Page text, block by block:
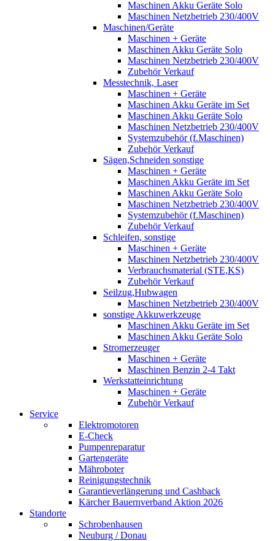
Maschinen Akku Geräte Solo
Maschinen Netzbetrieb 230/400V
Maschinen/Geräte
Maschinen + Geräte
Maschinen Akku Geräte Solo
Maschinen Netzbetrieb 230/400V
Zubehör Verkauf
Messtechnik, Laser
Maschinen + Geräte
Maschinen Akku Geräte im Set
Maschinen Akku Geräte Solo
Maschinen Netzbetrieb 230/400V
Systemzubehör (f.Maschinen)
Zubehör Verkauf
Sägen,Schneiden sonstige
Maschinen + Geräte
Maschinen Akku Geräte im Set
Maschinen Akku Geräte Solo
Maschinen Netzbetrieb 230/400V
Systemzubehör (f.Maschinen)
Zubehör Verkauf
Schleifen, sonstige
Maschinen + Geräte
Maschinen Netzbetrieb 230/400V
Verbrauchsmaterial (STE,KS)
Zubehör Verkauf
Seilzug,Hubwagen
Maschinen Netzbetrieb 230/400V
sonstige Akkuwerkzeuge
Maschinen Akku Geräte im Set
Maschinen Akku Geräte Solo
Stromerzeuger
Maschinen + Geräte
Maschinen Benzin 2-4 Takt
Werkstatteinrichtung
Maschinen + Geräte
Zubehör Verkauf
Service
Elektromotoren
E-Check
Pumpenreparatur
Gartengeräte
Mähroboter
Reinigungstechnik
Garantieverlängerung und Cashback
Kärcher Bauernverband Aktion 2026
Standorte
Schrobenhausen
Neuburg / Donau